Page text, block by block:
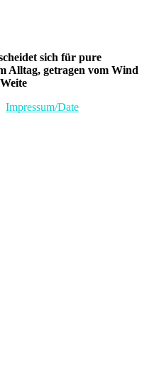
sich für pure
Alltag, getragen vom Wind
Impressum/Date